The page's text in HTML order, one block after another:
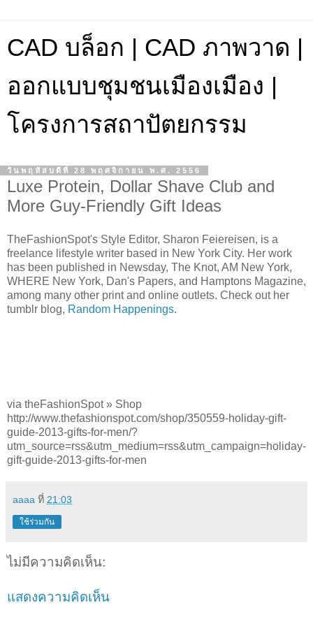
CAD บล็อก | CAD ภาพวาด |
ออกแบบชุมชนเมืองเมือง |
โครงการสถาปัตยกรรม
วันพฤหัสบดีที่ 28 พฤศจิกายน พ.ศ. 2556
Luxe Protein, Dollar Shave Club and
More Guy-Friendly Gift Ideas
TheFashionSpot's Style Editor, Sharon Feiereisen, is a
freelance lifestyle writer based in New York City. Her work
has been published in Newsday, The Knot, AM New York,
WHERE New York, Dan's Papers, and Hamptons Magazine,
among many other print and online outlets. Check out her
tumblr blog, Random Happenings.
via theFashionSpot » Shop
http://www.thefashionspot.com/shop/350559-holiday-gift-
guide-2013-gifts-for-men/?
utm_source=rss&utm_medium=rss&utm_campaign=holiday-
gift-guide-2013-gifts-for-men
aaaa ที่ 21:03
ใช้ร่วมกัน
ไม่มีความคิดเห็น:
แสดงความคิดเห็น